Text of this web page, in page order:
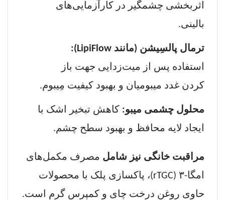
اثربخشی چشمگیر در کارآزمایی‌های
بالینی.
ترمال پالسِیشن (مانند LipiFlow
):
استفاده پس از میت‌زدایی جهت باز
کردن غدد میبومیان و بهبود کیفیت مِیبوم.
محلول چشمی میبو: کاهش تبخیر اشک با
ایجاد لایه محافظ و بهبود سطح چشم.
مراقبت خانگی نیز شامل مصرف مکمل‌های
امگا-۳ (
rTGC)، پاکسازی پلک با محصولات
حاوی روغن درخت چای و کمپرس گرم است.